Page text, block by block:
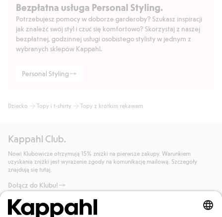
Bezpłatna usługa Personal Styling.
Potrzebujesz pomocy w doborze garderoby? Szukasz inspiracji
jak znaleźć swój styl i czuć się komfortowo? Skorzystaj z naszej
bezpłatnej, godzinnej usługi osobistego stylisty w jednym z
wybranych sklepów Kappahl.
Personal Styling
Dziecko Topy i t-shirty Topy z krótkim rękawem
Kappahl Club.
Nowi Klubowicze otrzymują 15% zniżki na pierwsze zakupy. Warunkiem
uzyskania zniżki jest wyrażenie zgody na komunikację mailową. Szczegóły
znajdują się tutaj.
Dołącz do Klubu!